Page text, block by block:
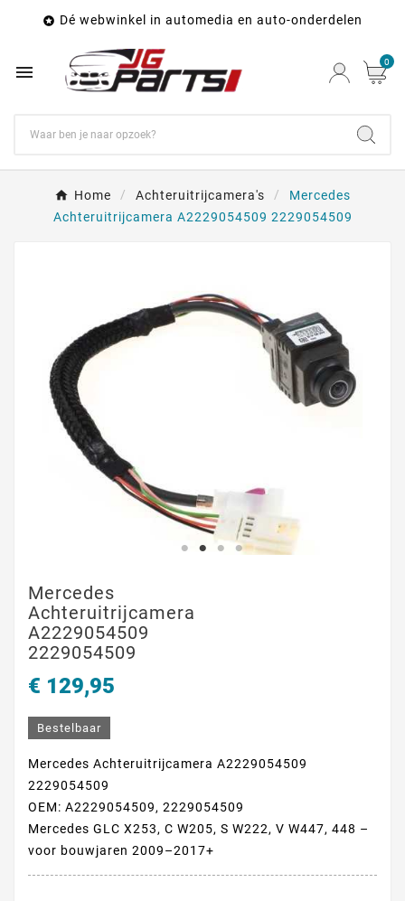
 Dé webwinkel in automedia en auto-onderdelen
 0
Home Achteruitrijcamera's
Mercedes
Achteruitrijcamera A2229054509 2229054509
Mercedes
Achteruitrijcamera
A2229054509
2229054509
€ 129,95
Bestelbaar
Mercedes Achteruitrijcamera A2229054509
2229054509
OEM: A2229054509, 2229054509
Mercedes GLC X253, C W205, S W222, V W447, 448 –
voor bouwjaren 2009–2017+